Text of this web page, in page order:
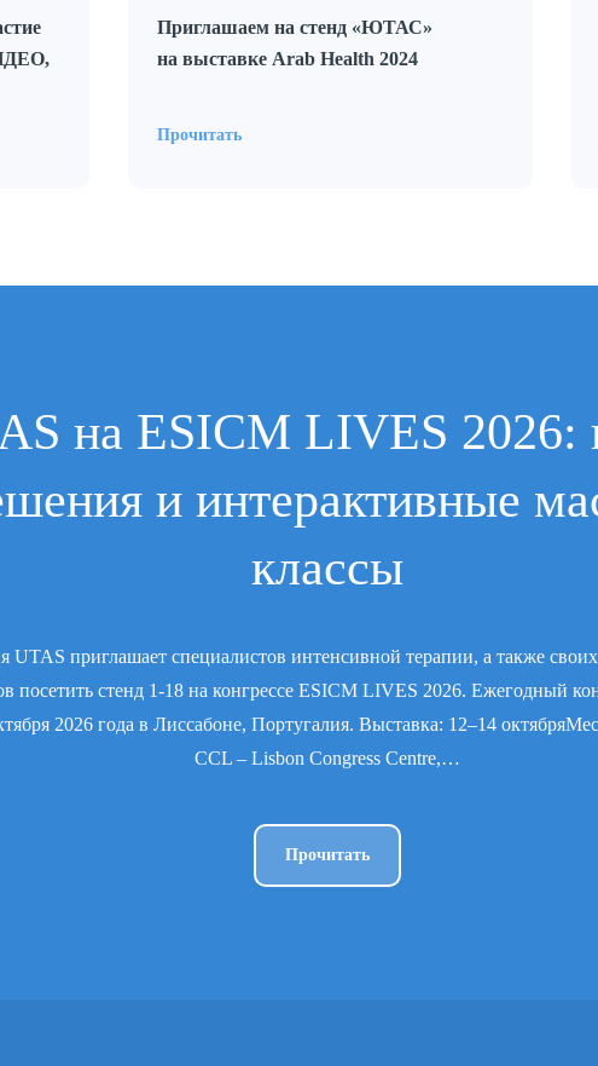
Приглашаем на стенд «ЮТАС»
на выставке Arab Health 2024
Прочитать
на ESICM LIVES 2026:
и интерактивные
классы
UTAS приглашает специалистов интенсивной терапии, а также
посетить стенд 1-18 на конгрессе ESICM LIVES 2026. Ежегодный
2026 года в Лиссабоне, Португалия. Выставка: 12–14
CCL – Lisbon Congress Centre,…
Прочитать